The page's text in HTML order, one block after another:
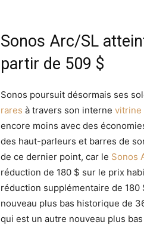
Sonos Arc/SL
partir de 509 $
Sonos poursuit désormais ses
rares à travers son interne vitrine
encore moins avec des
des haut-parleurs et barres de
de ce dernier point, car le Sonos
réduction de 180 $ sur le prix
réduction supplémentaire de
nouveau plus bas historique de
qui est un autre nouveau plus bas